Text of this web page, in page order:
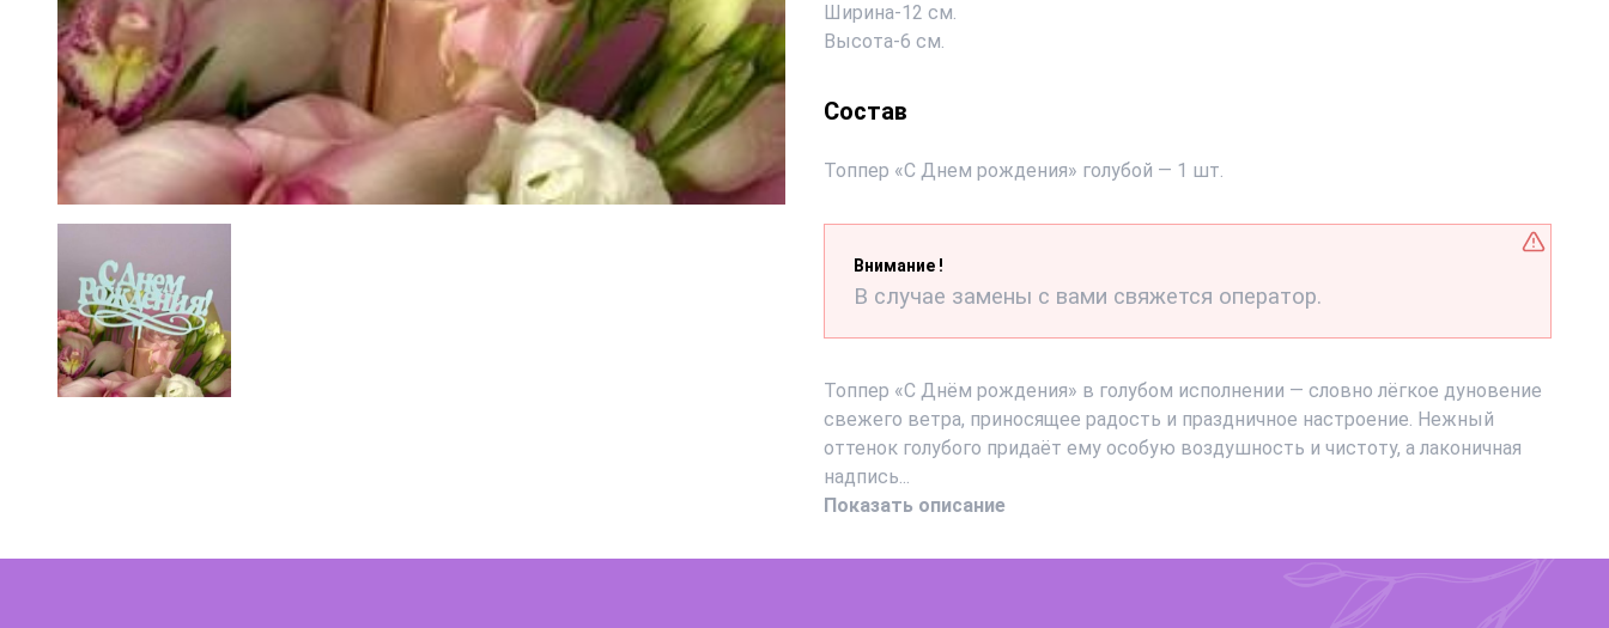
Ширина-12 см.
Высота-6 см.
Состав
Топпер «С Днем рождения» голубой — 1 шт.
Внимание !
В случае замены с вами свяжется оператор.
Топпер «С Днём рождения» в голубом исполнении — словно лёгкое дуновение
свежего ветра, приносящее радость и праздничное настроение. Нежный
оттенок голубого придаёт ему особую воздушность и чистоту, а лаконичная
надпись...
Показать описание